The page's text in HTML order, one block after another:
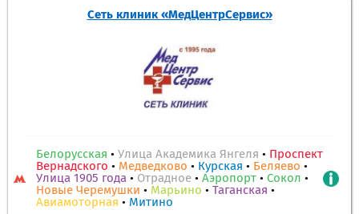
Сеть клиник «МедЦентрСервис»
Белорусская • Улица Академика Янгеля • Проспект
Вернадского • Медведково • Курская • Беляево •
Улица 1905 года • Отрадное • Аэропорт • Сокол •
Новые Черемушки • Марьино • Таганская •
Авиамоторная • Митино